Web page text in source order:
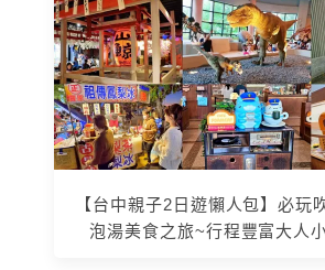
【台中親子2日遊懶人包】必玩
泡湯美食之旅~行程豐富大人